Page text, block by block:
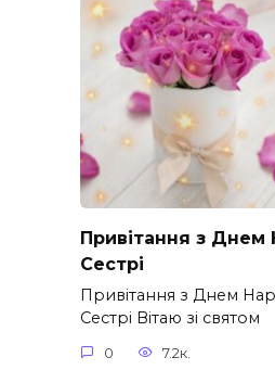
Привітання з
Сестрі
Привітання з Днем
Сестрі Вітаю зі святом
0 7.2к.